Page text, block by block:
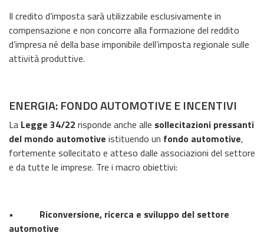
Il credito d’imposta sarà utilizzabile esclusivamente in
compensazione e non concorre alla formazione del reddito
d’impresa né della base imponibile dell’imposta regionale sulle
attività produttive.
ENERGIA: FONDO AUTOMOTIVE E INCENTIVI
La Legge 34/22 risponde anche alle sollecitazioni pressanti
del mondo automotive istituendo un fondo automotive,
fortemente sollecitato e atteso dalle associazioni del settore
e da tutte le imprese. Tre i macro obiettivi:
• Riconversione, ricerca e sviluppo del settore
automotive